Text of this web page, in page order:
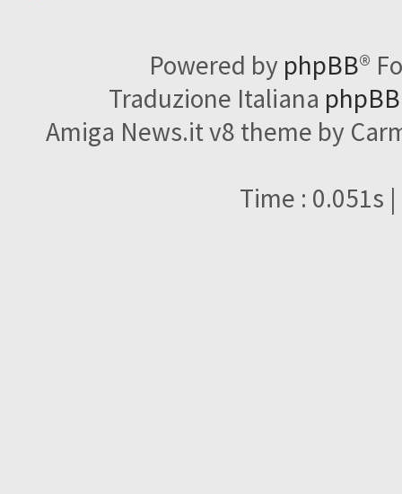
Powered by phpBB®
Traduzione Italiana
Amiga News.it v8 theme by
Time : 0.051s